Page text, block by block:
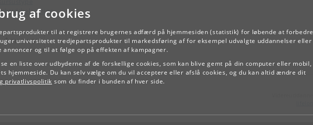
af cookies
til at registrere brugernes adfærd på hjemmesiden (statistik) for løbende at forbedre
universitetet tredjepartsprodukter til markedsføring af for eksempel udvalgte uddannelser eller
og til at følge op på effekten af kampagner.
en liste over udbyderne af de forskellige cookies, som kan blive gemt på din computer eller mobil,
hjemmeside. Du kan selv vælge om du vil acceptere eller afslå cookies, og du kan altid ændre dit
privatlivspolitik som du finder i bunden af hver side.
TILBAGE